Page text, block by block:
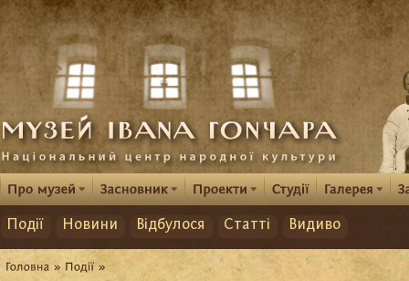
Події Новини Відбулося Статті Видиво